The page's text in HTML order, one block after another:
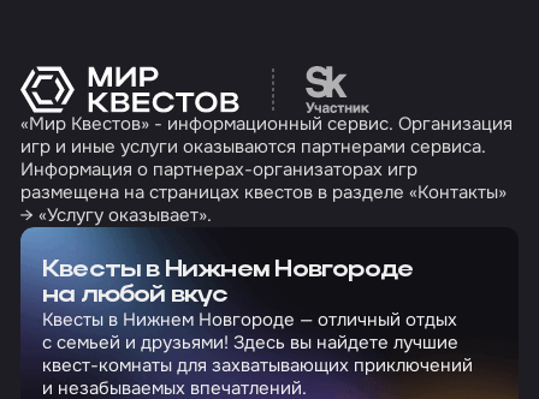
Перейти на сайт
«Мир Квестов» - информационный сервис. Организация
игр и иные услуги оказываются партнерами сервиса.
Информация о партнерах-организаторах игр
размещена на страницах квестов в разделе «Контакты»
→ «Услугу оказывает».
Квесты в Нижнем Новгороде
на любой вкус
Квесты в Нижнем Новгороде — отличный отдых
с семьей и друзьями! Здесь вы найдете лучшие
квест-комнаты для захватывающих приключений
и незабываемых впечатлений.